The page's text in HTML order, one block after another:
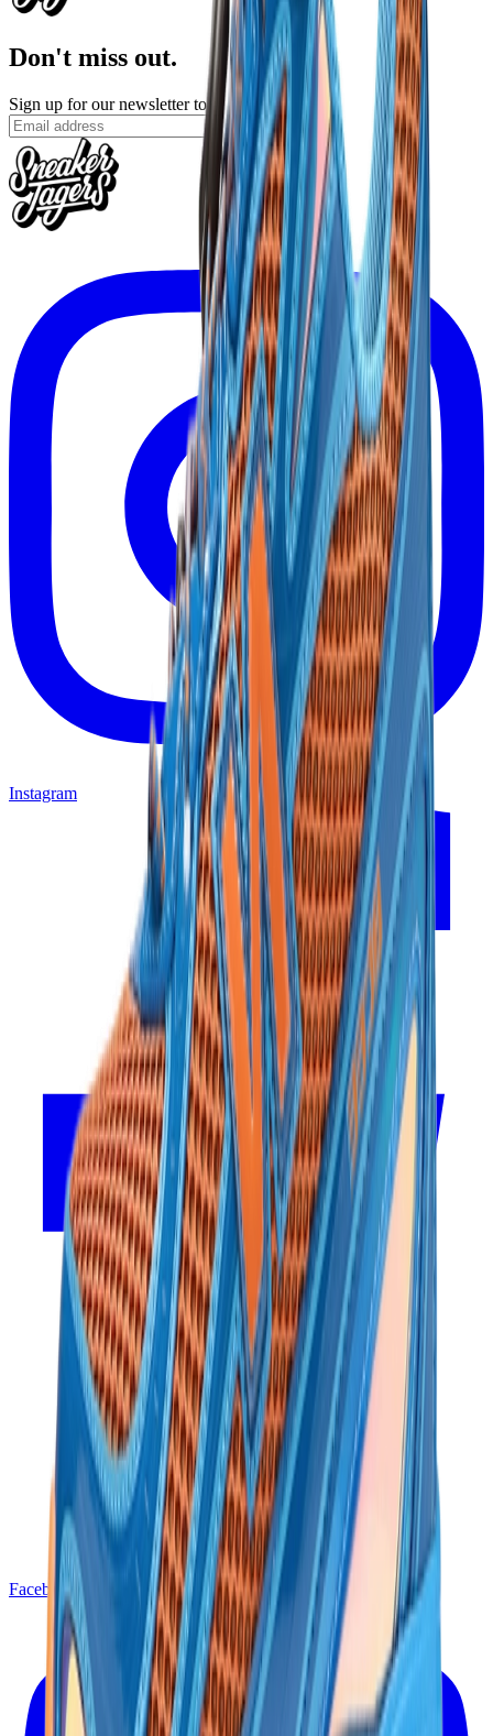
Don't miss out.
Sign up for our newsletter to stay up to date
Sign up
Instagram
Facebook